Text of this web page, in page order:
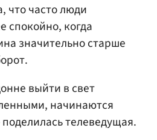
что часто люди
спокойно, когда
значительно старше
выйти в свет
начинаются
телеведущая.